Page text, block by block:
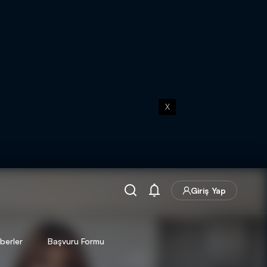
X
Giriş Yap
Başvuru Formu